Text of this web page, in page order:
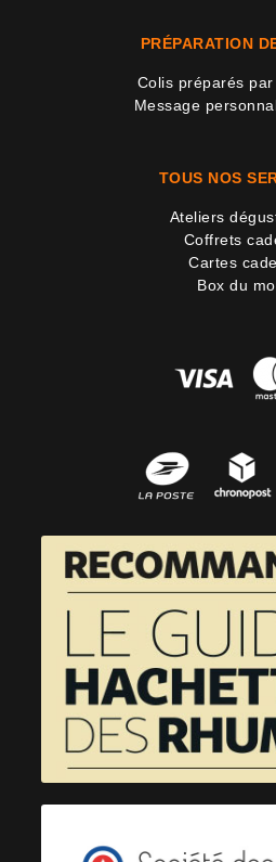
PRÉPARATION
Colis préparés
Message
TOUS NOS
Ateliers
Coffrets
Cartes
Box du